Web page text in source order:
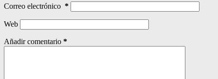
Correo electrónico *
Web
Añadir comentario *